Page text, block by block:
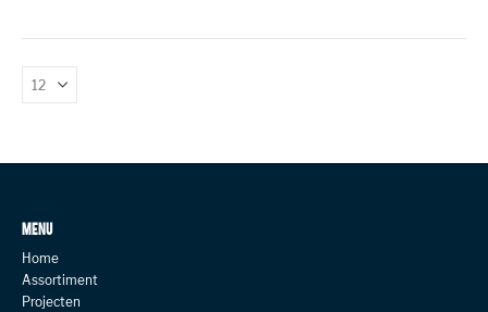
MENU
Home
Assortiment
Projecten